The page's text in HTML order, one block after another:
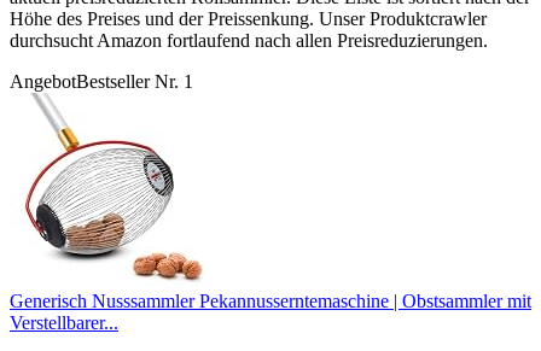
Höhe des Preises und der Preissenkung. Unser Produktcrawler
durchsucht Amazon fortlaufend nach allen Preisreduzierungen.
AngebotBestseller Nr. 1
Generisch Nusssammler Pekannusserntemaschine | Obstsammler mit
Verstellbarer...